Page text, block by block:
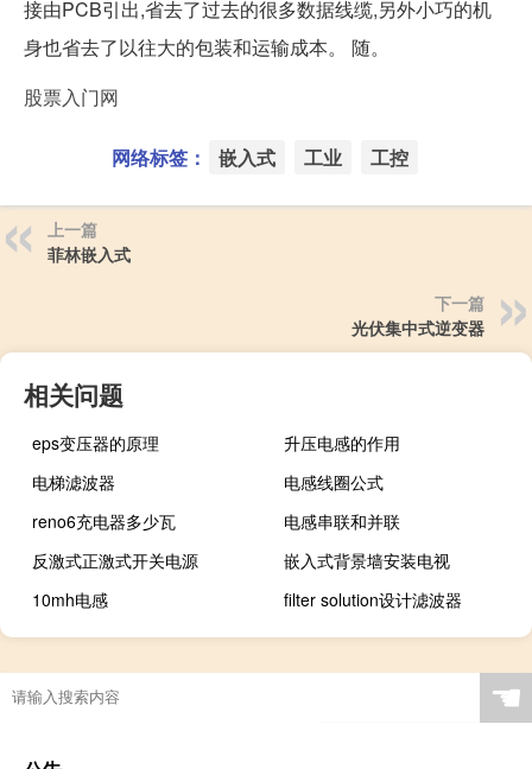
接由PCB引出,省去了过去的很多数据线缆,另外小巧的机
身也省去了以往大的包装和运输成本。 随。
股票入门网
网络标签： 嵌入式 工业 工控
上一篇
菲林嵌入式
下一篇
光伏集中式逆变器
相关问题
eps变压器的原理
升压电感的作用
电梯滤波器
电感线圈公式
reno6充电器多少瓦
电感串联和并联
反激式正激式开关电源
嵌入式背景墙安装电视
10mh电感
filter solution设计滤波器
☚